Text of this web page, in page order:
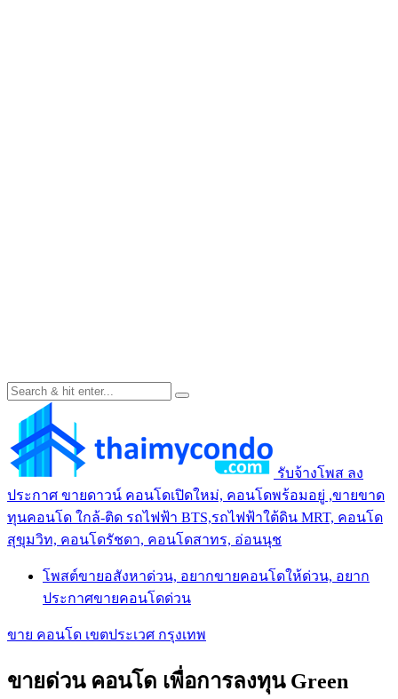
รับจ้างโพส ลง
ประกาศ ขายดาวน์ คอนโดเปิดใหม่, คอนโดพร้อมอยู่ ,ขายขาด
ทุนคอนโด ใกล้-ติด รถไฟฟ้า BTS,รถไฟฟ้าใต้ดิน MRT, คอนโด
สุขุมวิท, คอนโดรัชดา, คอนโดสาทร, อ่อนนุช
โพสต์ขายอสังหาด่วน, อยากขายคอนโดให้ด่วน, อยาก
ประกาศขายคอนโดด่วน
ขาย คอนโด เขตประเวศ กรุงเทพ
ขายด่วน คอนโด เพื่อการลงทุน Green